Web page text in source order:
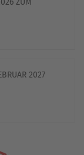
ZUM
2027